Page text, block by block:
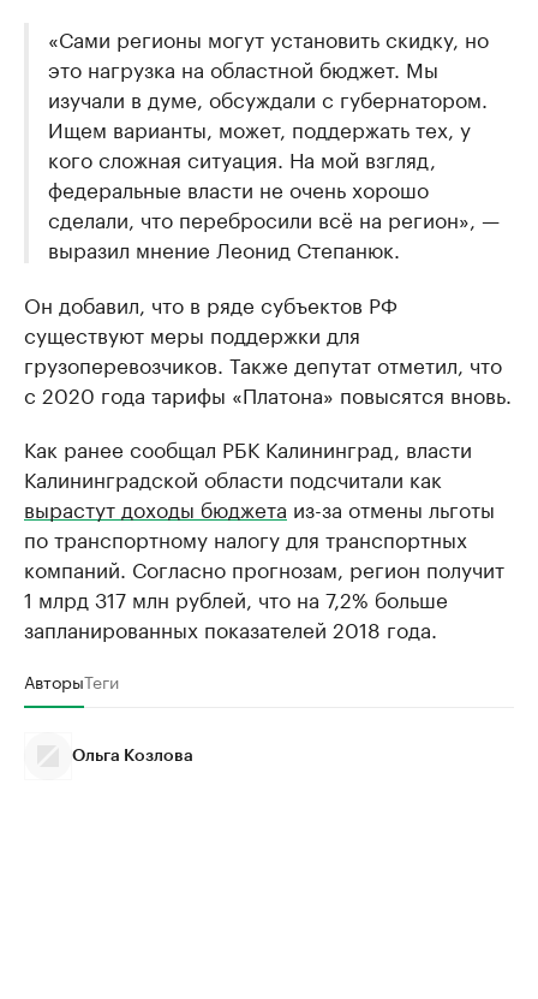
«Сами регионы могут установить скидку, но
это нагрузка на областной бюджет. Мы
изучали в думе, обсуждали с губернатором.
Ищем варианты, может, поддержать тех, у
кого сложная ситуация. На мой взгляд,
федеральные власти не очень хорошо
сделали, что перебросили всё на регион», —
выразил мнение Леонид Степанюк.
Он добавил, что в ряде субъектов РФ
существуют меры поддержки для
грузоперевозчиков. Также депутат отметил, что
с 2020 года тарифы «Платона» повысятся вновь.
Как ранее сообщал РБК Калининград, власти
Калининградской области подсчитали как
вырастут доходы бюджета из-за отмены льготы
по транспортному налогу для транспортных
компаний. Согласно прогнозам, регион получит
1 млрд 317 млн рублей, что на 7,2% больше
запланированных показателей 2018 года.
АвторыТеги
Ольга Козлова